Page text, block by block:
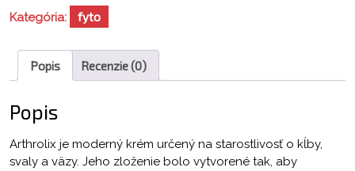
Kategória: fyto
Popis Recenzie (0)
Popis
Arthrolix je moderný krém určený na starostlivosť o kĺby,
svaly a väzy. Jeho zloženie bolo vytvorené tak, aby